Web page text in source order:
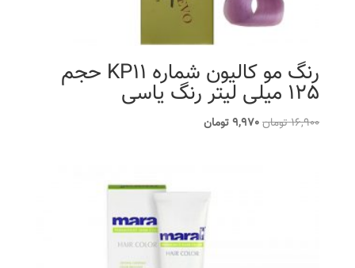
رنگ مو کالیون شماره KP11 حجم
125 میلی لیتر رنگ یاسی
16,900تومانقیمت
9,970تومانقیمت